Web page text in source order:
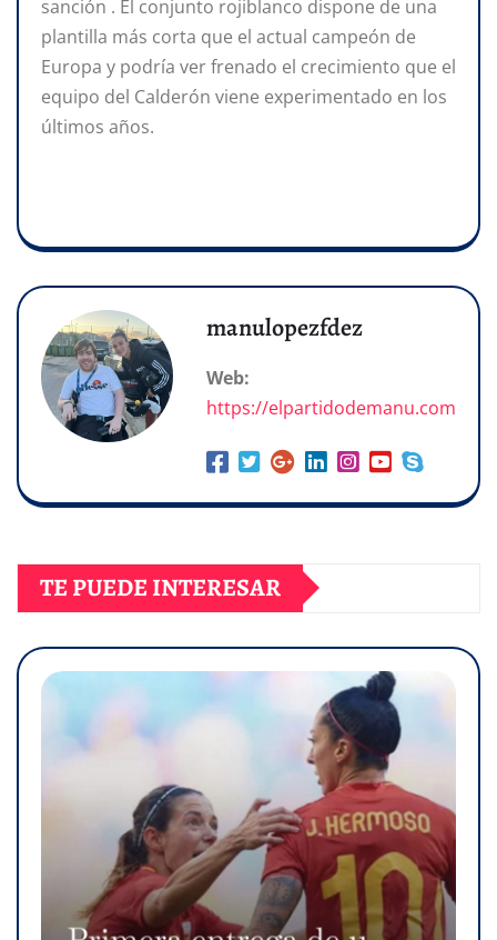
sanción . El conjunto rojiblanco dispone de una
plantilla más corta que el actual campeón de
Europa y podría ver frenado el crecimiento que el
equipo del Calderón viene experimentado en los
últimos años.
manulopezfdez
Web:
https://elpartidodemanu.com
TE PUEDE INTERESAR